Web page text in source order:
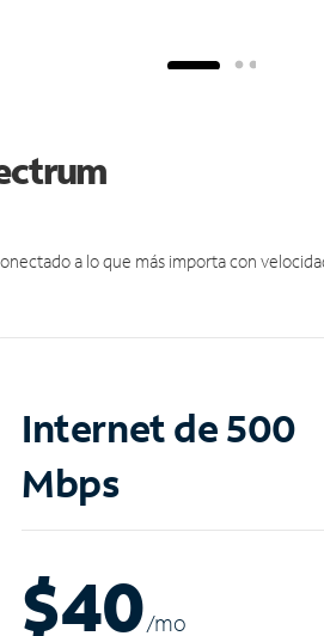
a lo que más importa con
Internet de 500
Mbps
$40/mo